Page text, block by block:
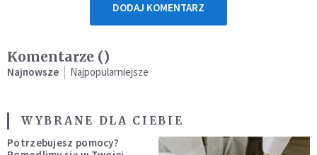
DODAJ KOMENTARZ
Komentarze ()
Najnowsze Najpopularniejsze
WYBRANE DLA CIEBIE
Potrzebujesz pomocy?